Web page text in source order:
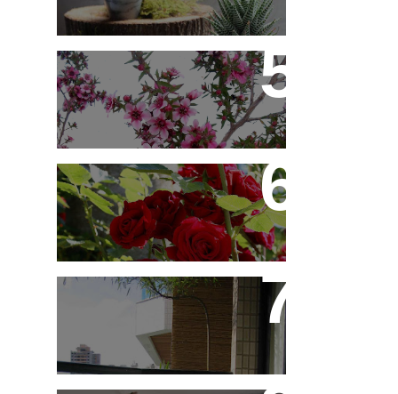
Érica Japonesa -
Aprenda a Cultivar
Você Sabe Tudo Sobre
Rosas?
Saiba Tudo Sobre
Jardins de Inverno